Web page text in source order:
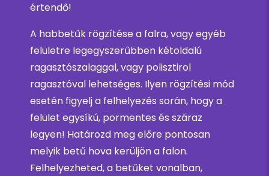
értendő!
A habbetűk rögzítése a falra, vagy egyéb
felületre legegyszerűbben kétoldalú
ragasztószalaggal, vagy polisztirol
ragasztóval lehetséges. Ilyen rögzítési mód
esetén figyelj a felhelyezés során, hogy a
felület egysíkú, pormentes és száraz
legyen! Határozd meg előre pontosan
melyik betű hova kerüljön a falon.
Felhelyezheted, a betűket vonalban,